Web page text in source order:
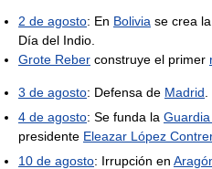
2 de agosto: En Bolivia se crea
Día del Indio.
Grote Reber construye el primer
3 de agosto: Defensa de Madrid
4 de agosto: Se funda la
presidente Eleazar López
10 de agosto: Irrupción en